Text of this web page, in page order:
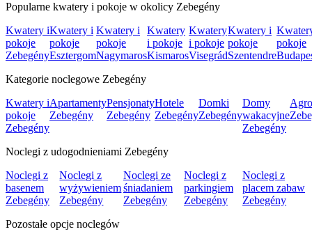
Popularne kwatery i pokoje w okolicy Zebegény
Kwatery i
pokoje
Zebegény
Kwatery i
pokoje
Esztergom
Kwatery i
pokoje
Nagymaros
Kwatery
i pokoje
Kismaros
Kwatery
i pokoje
Visegrád
Kwatery i
pokoje
Szentendre
pokoje
Kategorie noclegowe Zebegény
Kwatery i
pokoje
Zebegény
Apartamenty
Zebegény
Pensjonaty
Zebegény
Hotele
Zebegény
Domki
Zebegény
Domy
wakacyjne
Zebegény
Noclegi z udogodnieniami Zebegény
Noclegi z
basenem
Zebegény
Noclegi z
wyżywieniem
Zebegény
Noclegi ze
śniadaniem
Zebegény
Noclegi z
parkingiem
Zebegény
Noclegi z
placem zabaw
Zebegény
Pozostałe opcje noclegów